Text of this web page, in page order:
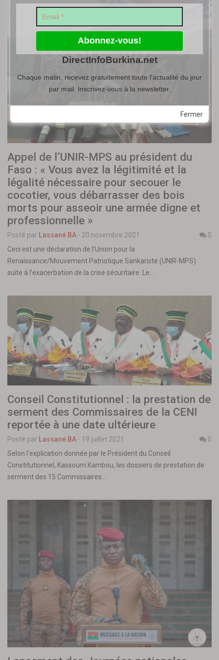
Appel de l’UNIR-MPS au président du
Faso : « Vous avez la légitimité et la
légalité nécessaire pour secouer le
cocotier, vous débarrasser des bois
morts pour asseoir une armée digne et
professionnelle »
Posté par Lassané BA - 20 novembre 2021
0
Ceci est une déclaration de l’Union pour la
Renaissance/Mouvement Patriotique Sankariste (UNIR-MPS)
suite à l’exacerbation de la crise sécuritaire. Le…
Conseil Constitutionnel : la prestation de
serment des Commissaires de la CENI
reportée à une date ultérieure
Posté par Lassané BA - 19 juillet 2021
0
Selon l’explication donnée par le Président du Conseil
Constitutionnel, Kassoum Kambou, les dossiers de prestation de
serment des 15 Commissaires…
Fermer
DirectInfoBurkina.net
Chaque matin, recevez gratuitement toute l'actualité du jour
par mail. Inscrivez-vous à la newsletter.